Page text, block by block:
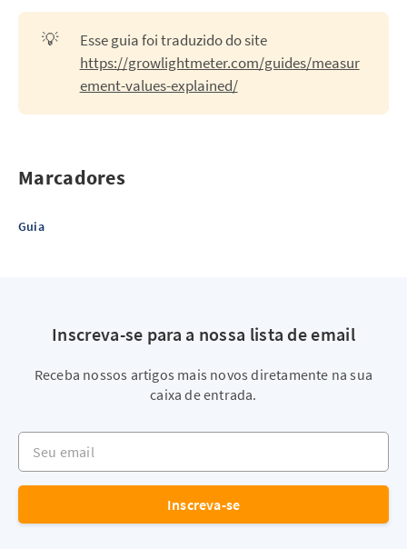
💡
Esse guia foi traduzido do site
https://growlightmeter.com/guides/measur
ement-values-explained/
Marcadores
Guia
Inscreva-se para a nossa lista de email
Receba nossos artigos mais novos diretamente na sua
caixa de entrada.
Seu email
Inscreva-se